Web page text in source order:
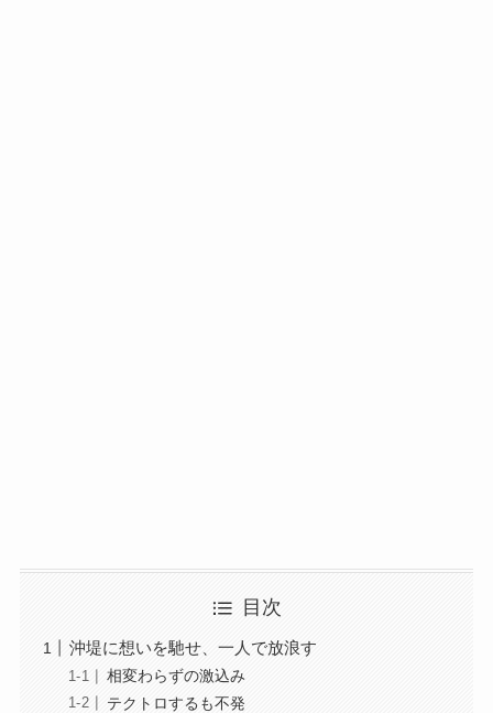
目次
沖堤に想いを馳せ、一人で放浪す
相変わらずの激込み
テクトロするも不発